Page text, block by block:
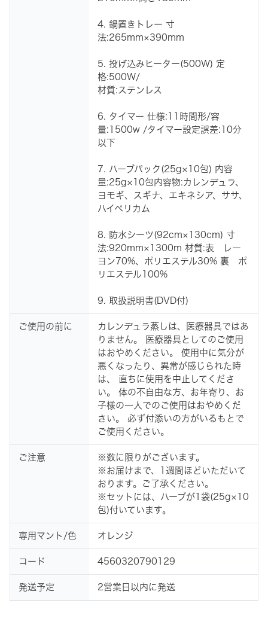
4. 鍋置きトレー 寸
法:265mm×390mm
5. 投げ込みヒーター(500W) 定
格:500W/
材質:ステンレス
6. タイマー 仕様:11時間形/容
量:1500w /タイマー設定誤差:10分
以下
7. ハーブパック(25g×10包) 内容
量:25g×10包内容物:カレンデュラ、
ヨモギ、スギナ、エキネシア、ササ、
ハイペリカム
8. 防水シーツ(92cm×130cm) 寸
法:920mm×1300m 材質:表 レー
ヨン70%、ポリエステル30% 裏 ポ
リエステル100%
9. 取扱説明書(DVD付)
ご使用の前に
カレンデュラ蒸しは、医療器具ではあ
りません。 医療器具としてのご使用
はおやめください。 使用中に気分が
悪くなったり、異常が感じられた時
は、 直ちに使用を中止してくださ
い。 体の不自由な方、お年寄り、お
子様の一人でのご使用はおやめくだ
さい。 必ず付添いの方がいるもとで
ご使用ください。
ご注意
※数に限りがございます。
※お届けまで、1週間ほどいただいて
おります。ご了承ください。
※セットには、ハーブが1袋(25g×10
包)付いています。
専用マント/色 オレンジ
コード 4560320790129
発送予定 2営業日以内に発送